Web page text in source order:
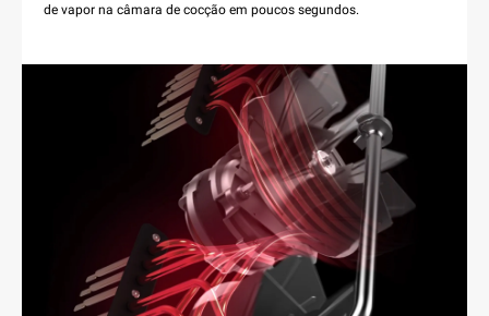
de vapor na câmara de cocção em poucos segundos.